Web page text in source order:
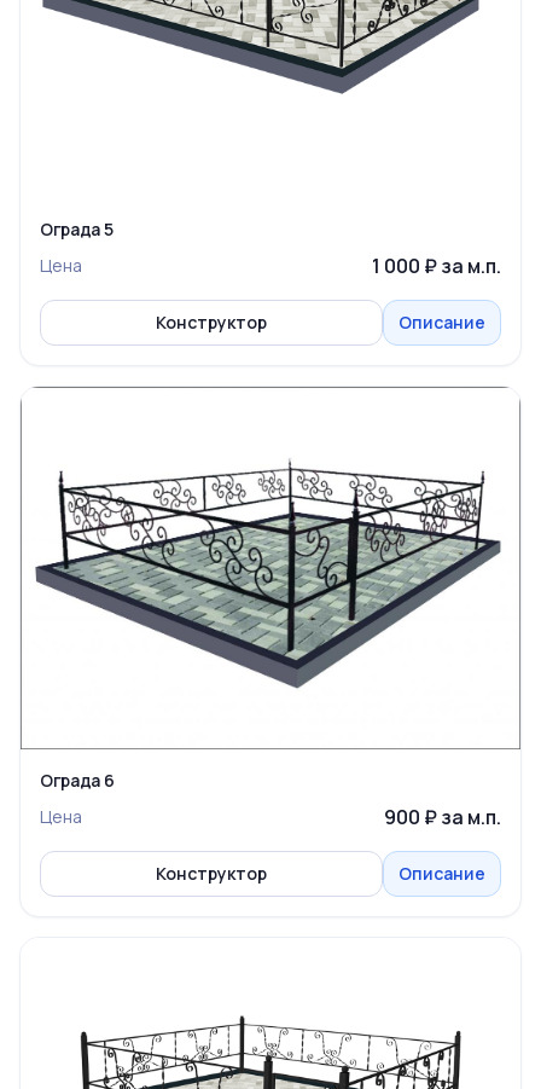
Ограда 5
Цена
1 000 ₽ за м.п.
Конструктор Описание
Ограда 6
Цена
900 ₽ за м.п.
Конструктор Описание